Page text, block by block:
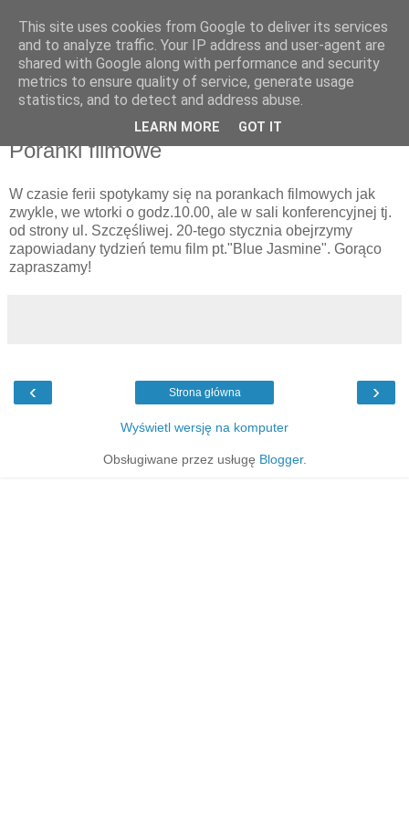
UTW Łomianki
Poranki filmowe
W czasie ferii spotykamy się na porankach filmowych jak
zwykle, we wtorki o godz.10.00, ale w sali konferencyjnej tj.
od strony ul. Szczęśliwej. 20-tego stycznia obejrzymy
zapowiadany tydzień temu film pt."Blue Jasmine". Gorąco
zapraszamy!
‹ ›
Strona główna
Wyświetl wersję na komputer
Obsługiwane przez usługę Blogger.
This site uses cookies from Google to deliver its services
and to analyze traffic. Your IP address and user-agent are
shared with Google along with performance and security
metrics to ensure quality of service, generate usage
statistics, and to detect and address abuse.
LEARN MORE GOT IT